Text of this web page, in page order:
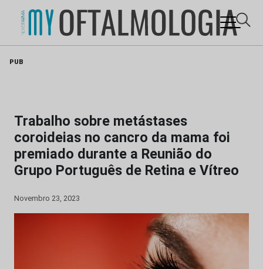
PUB
Trabalho sobre metástases
coroideias no cancro da mama foi
premiado durante a Reunião do
Grupo Português de Retina e Vítreo
Novembro 23, 2023